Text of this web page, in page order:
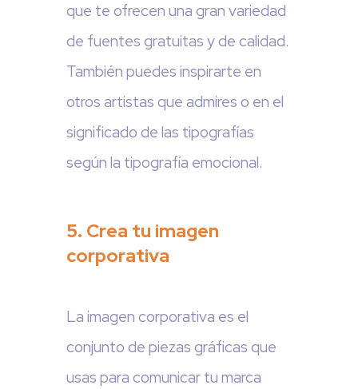
que te ofrecen una gran variedad
de fuentes gratuitas y de calidad.
También puedes inspirarte en
otros artistas que admires o en el
significado de las tipografías
según la tipografía emocional.
5. Crea tu imagen
corporativa
La imagen corporativa es el
conjunto de piezas gráficas que
usas para comunicar tu marca